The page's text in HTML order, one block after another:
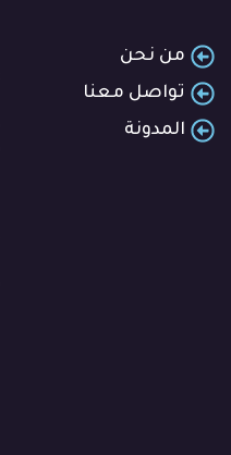
من نحن
تواصل معنا
المدونة